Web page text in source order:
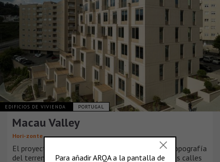
EDIFICIOS DE VIVIENDA PORTUGAL
Macau Valley
Hori-zonte
El proyecto surge de un análisis detallado de la topografía
del terreno y del tejido urbano circundante. Las dos calles